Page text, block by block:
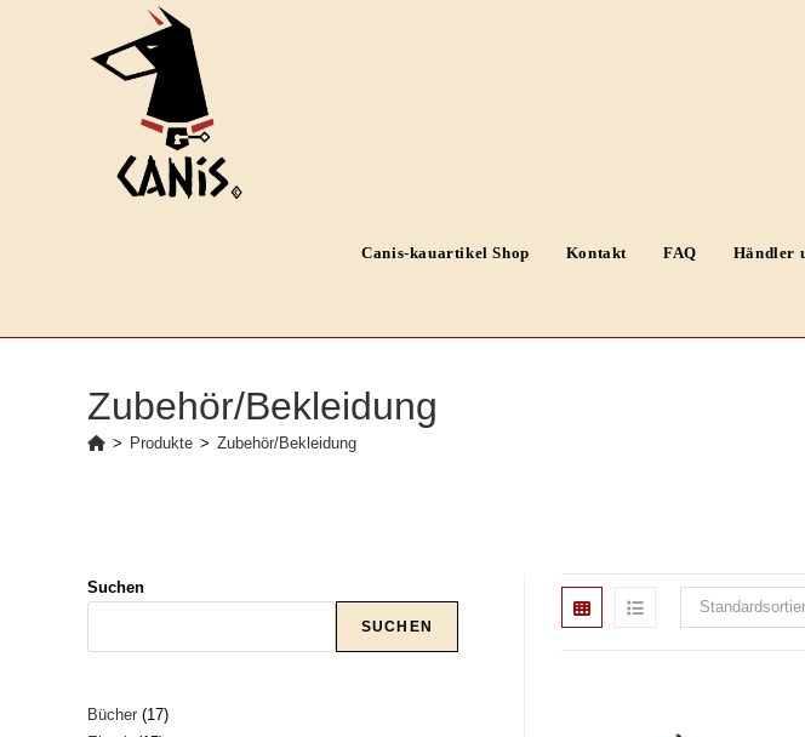
Canis-kauartikel Shop Kontakt FAQ Händler
Zubehör/Bekleidung
> Produkte > Zubehör/Bekleidung
Suchen
SUCHEN
Bücher 1717